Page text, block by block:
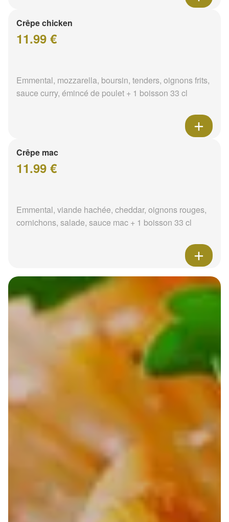
Crêpe chicken
11.99 €
Emmental, mozzarella, boursin, tenders, oignons frits,
sauce curry, émincé de poulet + 1 boisson 33 cl
Crêpe mac
11.99 €
Emmental, viande hachée, cheddar, oignons rouges,
cornichons, salade, sauce mac + 1 boisson 33 cl